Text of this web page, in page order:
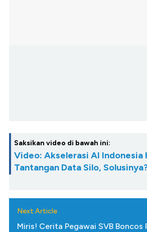
Saksikan video di bawah ini:
Video: Akselerasi AI Indonesia
Tantangan Data Silo,
Next Article
Miris! Cerita Pegawai SVB Boncos